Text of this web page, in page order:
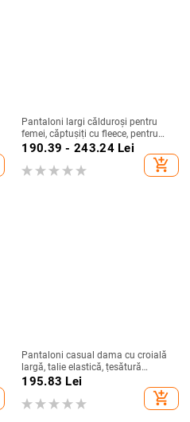
Pantaloni largi călduroși pentru
femei, căptușiți cu fleece, pentru
toamnă‑iarna, croială dreaptă, talie
190.39 - 243.24Lei
add_shopping_cart
Pantaloni casual dama cu croială
largă, talie elastică, țesătură
chenille, textură ușoară, vară 2025
195.83 Lei
add_shopping_cart